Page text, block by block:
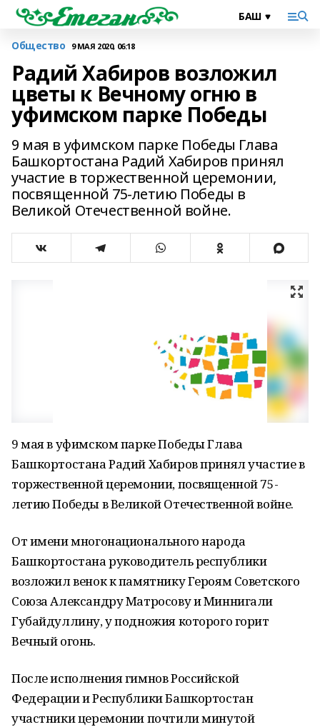
Общество 9 МАЯ 2020, 06:18
Радий Хабиров возложил
цветы к Вечному огню в
уфимском парке Победы
9 мая в уфимском парке Победы Глава
Башкортостана Радий Хабиров принял
участие в торжественной церемонии,
посвященной 75-летию Победы в
Великой Отечественной войне.
9 мая в уфимском парке Победы Глава
Башкортостана Радий Хабиров принял участие в
торжественной церемонии, посвященной 75-
летию Победы в Великой Отечественной войне.
От имени многонационального народа
Башкортостана руководитель республики
возложил венок к памятнику Героям Советского
Союза Александру Матросову и Миннигали
Губайдуллину, у подножия которого горит
Вечный огонь.
После исполнения гимнов Российской
Федерации и Республики Башкортостан
участники церемонии почтили минутой